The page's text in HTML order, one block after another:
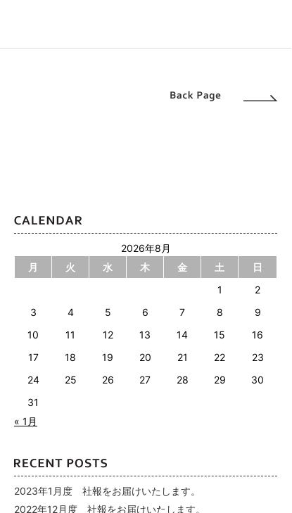
2026年8月
月
火 水 木 金 土
日
1
2
3
4 5 6 7 8
9
10
11 12 13 14 15
16
17
18 19 20 21 22
23
24
25 26 27 28 29
30
31
« 1月
2023年1月度 社報をお届けいたします。
2022年12月度 社報をお届けいたします。